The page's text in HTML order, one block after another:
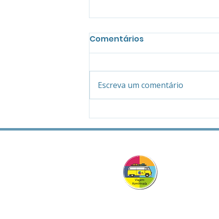
Circuito Turístico Serra
Geral firma parceria
Kombinada.
Comentários
Escreva um comentário